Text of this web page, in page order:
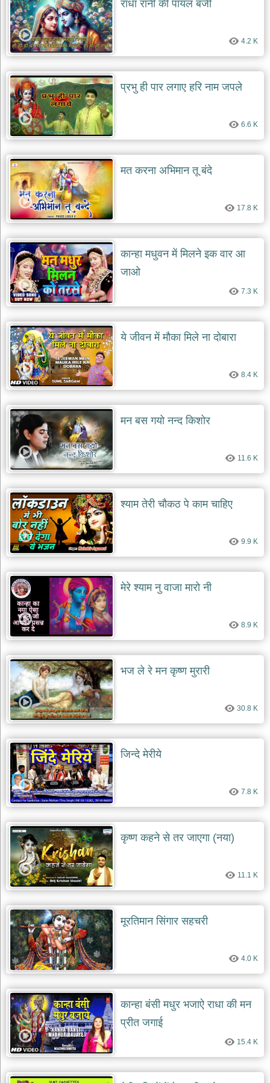
देश
भक्ति
भजन
patriotic
खाटू
श्याम
भजन
khatu
shaym
bhajans
रानी
सती
दादी
भजन
rani
sati
dadi
बावा
लाल
दयाल
भजन
bawa
lal
bhajans
शनि
देव
भजन
shani
dev
आज
का
भजन
bhajan
of
the
day
भजन
जोड़ें
add
bhajans
राधा रानी की पायल बजी
4.2 K
प्रभु ही पार लगाए हरि नाम जपले
6.6 K
मत करना अभिमान तू बंदे
17.8 K
कान्हा मधुवन में मिलने इक वार आ
जाओ
7.3 K
ये जीवन में मौका मिले ना दोबारा
8.4 K
मन बस गयो नन्द किशोर
11.6 K
श्याम तेरी चौकठ पे काम चाहिए
9.9 K
मेरे श्याम नु वाजा मारो नी
8.9 K
भज ले रे मन कृष्ण मुरारी
30.8 K
जिन्दे मेरीये
7.8 K
कृष्ण कहने से तर जाएगा (नया)
11.1 K
मूरतिमान सिंगार सहचरी
4.0 K
कान्हा बंसी मधुर भजाऐ राधा की मन
प्रीत जगाई
15.4 K